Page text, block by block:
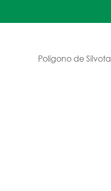
Polígono de Silvota